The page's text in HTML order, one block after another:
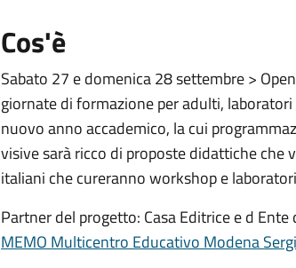
Cos'è
Sabato 27 e domenica 28 settembre >
giornate di formazione per adulti,
nuovo anno accademico, la cui
visive sarà ricco di proposte didattiche
italiani che cureranno workshop e
Partner del progetto: Casa Editrice e d
MEMO Multicentro Educativo Modena